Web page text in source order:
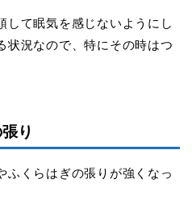
て眠気を感じないようにし
状況なので、特にその時はつ
り
ふくらはぎの張りが強くなっ